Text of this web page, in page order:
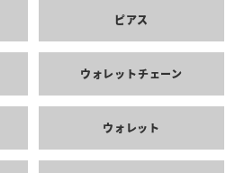
ピアス
ウォレットチェーン
ウォレット